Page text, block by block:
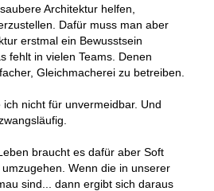
Architektur helfen,
Dafür muss man aber
erstmal ein Bewusstsein
fehlt in vielen Teams. Denen
Gleichmacherei zu betreiben.
nicht für unvermeidbar. Und
braucht es dafür aber Soft
Wenn die in unserer
sind... dann ergibt sich daraus